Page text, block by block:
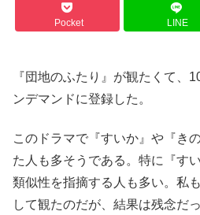
Pocket LINE
『団地のふたり』が観たくて、
ンデマンドに登録した。
このドラマで『すいか』や『き
た人も多そうである。特に『す
類似性を指摘する人も多い。私
して観たのだが、結果は残念だ